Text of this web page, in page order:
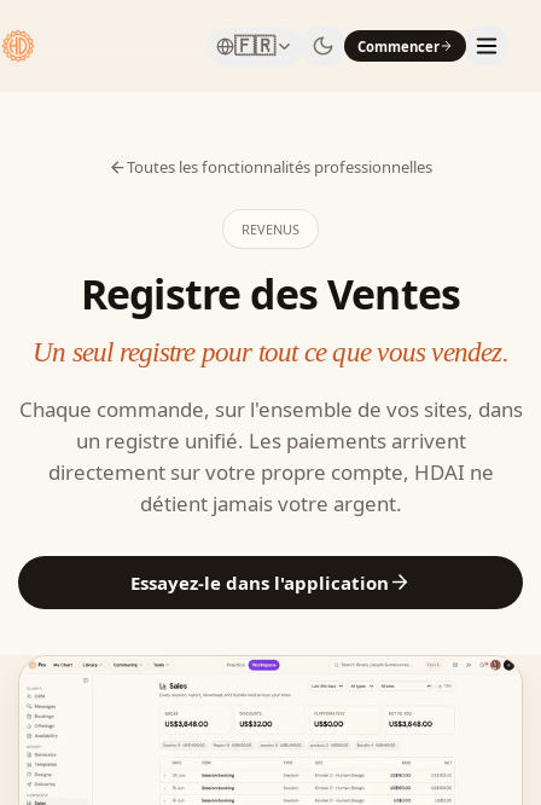
🇫🇷 Commencer
Toutes les fonctionnalités professionnelles
REVENUS
Registre des Ventes
Un seul registre pour tout ce que vous vendez.
Chaque commande, sur l'ensemble de vos sites, dans
un registre unifié. Les paiements arrivent
directement sur votre propre compte, HDAI ne
détient jamais votre argent.
Essayez-le dans l'application